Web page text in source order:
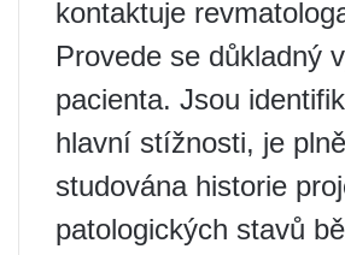
kontaktuje
Provede se důkladný
pacienta. Jsou
hlavní stížnosti, je plně
studována historie
patologických stavů